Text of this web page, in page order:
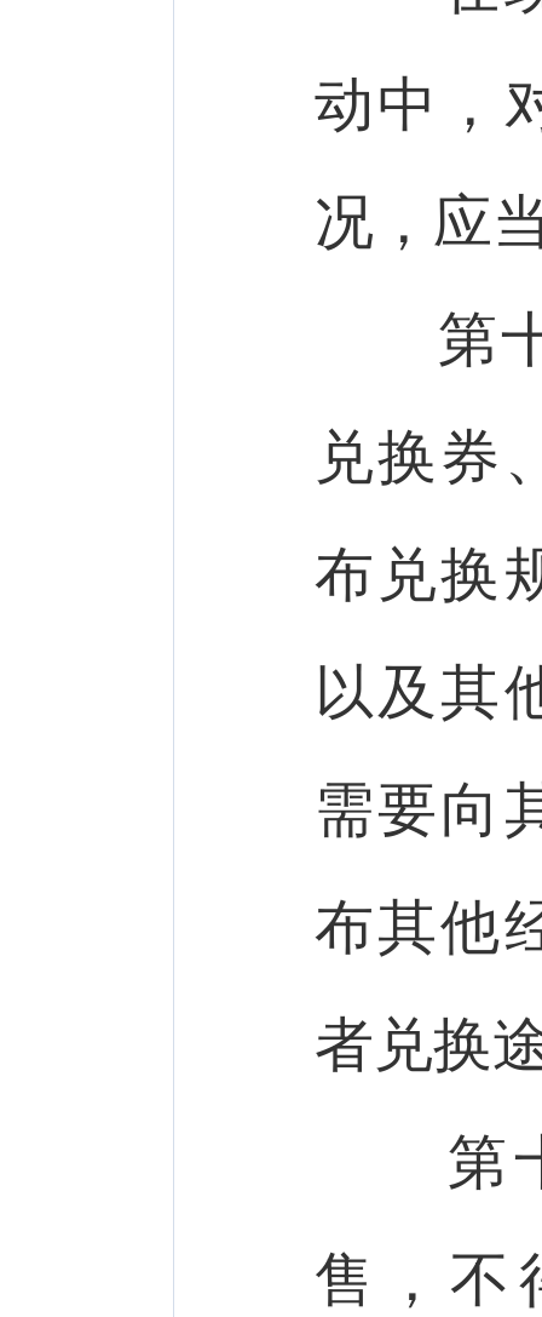
动中，
况，应
第十
兑换券
布兑换
以及其
需要向
布其他
者兑换
第
售，不